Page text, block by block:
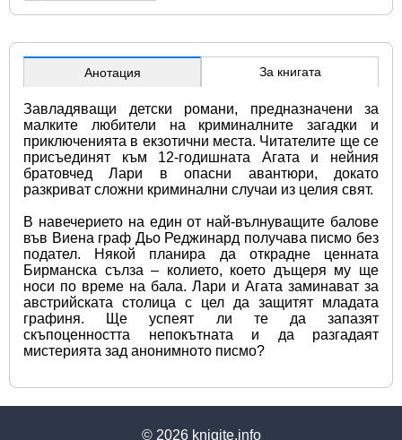
Анотация За книгата
Завладяващи детски романи, предназначени за
малките любители на криминалните загадки и
приключенията в екзотични места. Читателите ще се
присъединят към 12-годишната Агата и нейния
братовчед Лари в опасни авантюри, докато
разкриват сложни криминални случаи из целия свят.
В навечерието на един от най-вълнуващите балове
във Виена граф Дьо Реджинард получава писмо без
подател. Някой планира да открадне ценната
Бирманска сълза – колието, което дъщеря му ще
носи по време на бала. Лари и Агата заминават за
австрийската столица с цел да защитят младата
графиня. Ще успеят ли те да запазят
скъпоценността непокътната и да разгадаят
мистерията зад анонимното писмо?
© 2026 knigite.info